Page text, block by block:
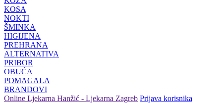
KOSA
NOKTI
ŠMINKA
HIGIJENA
PREHRANA
ALTERNATIVA
PRIBOR
OBUĆA
POMAGALA
BRANDOVI
Online Ljekarna Hanžić - Ljekarna Zagreb Prijava korisnika